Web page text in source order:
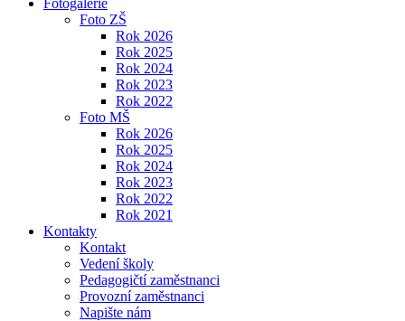
Fotogalerie
Foto ZŠ
Rok 2026
Rok 2025
Rok 2024
Rok 2023
Rok 2022
Foto MŠ
Rok 2026
Rok 2025
Rok 2024
Rok 2023
Rok 2022
Rok 2021
Kontakty
Kontakt
Vedení školy
Pedagogičtí zaměstnanci
Provozní zaměstnanci
Napište nám